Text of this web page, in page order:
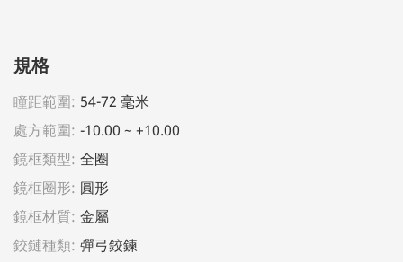
規格
瞳距範圍: 54-72 毫米
處方範圍: -10.00 ~ +10.00
鏡框類型: 全圈
鏡框圈形: 圓形
鏡框材質: 金屬
鉸鏈種類: 彈弓鉸鍊